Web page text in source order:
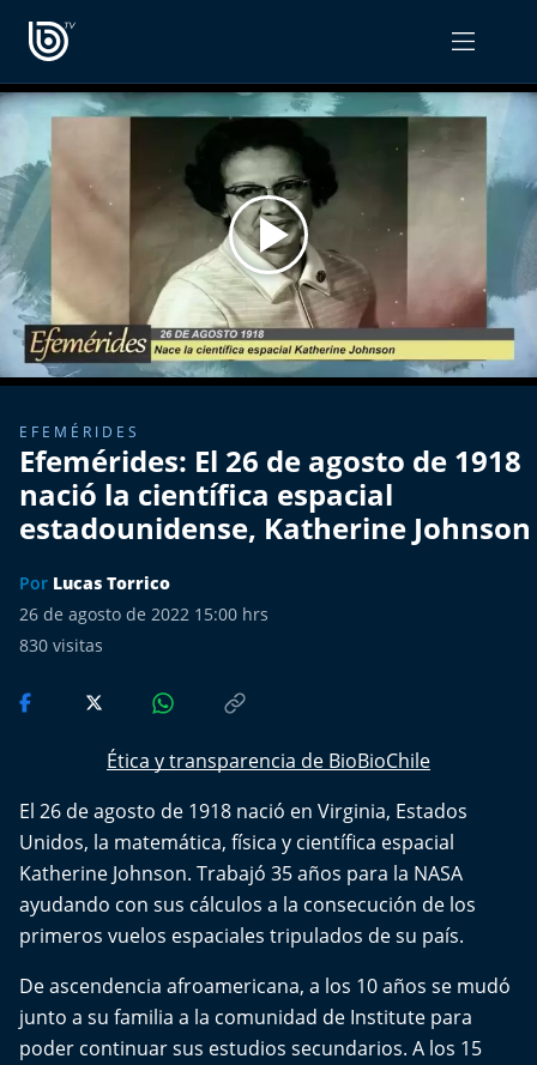
PROGRAMAS
Radiograma
Podría Ser Peor
La Entrevista de Tomás Mosciatti
Entrevistas BioBioTV
Comentarios de Tomás Mosciatti
Más de Ti Podcast
Realizadores
Más de 100 Días
Tu Mereces Ser Feliz
Cultura y Espectáculos
OPINIÓN
PODCAST RADIOGRAMA
EFEMÉRIDES
Efemérides: El 26 de agosto de 1918
nació la científica espacial
estadounidense, Katherine Johnson
Por Lucas Torrico
26 de agosto de 2022 15:00 hrs
830 visitas
Ética y transparencia de BioBioChile
El 26 de agosto de 1918 nació en Virginia, Estados
Unidos, la matemática, física y científica espacial
Katherine Johnson. Trabajó 35 años para la NASA
ayudando con sus cálculos a la consecución de los
primeros vuelos espaciales tripulados de su país.
De ascendencia afroamericana, a los 10 años se mudó
junto a su familia a la comunidad de Institute para
poder continuar sus estudios secundarios. A los 15